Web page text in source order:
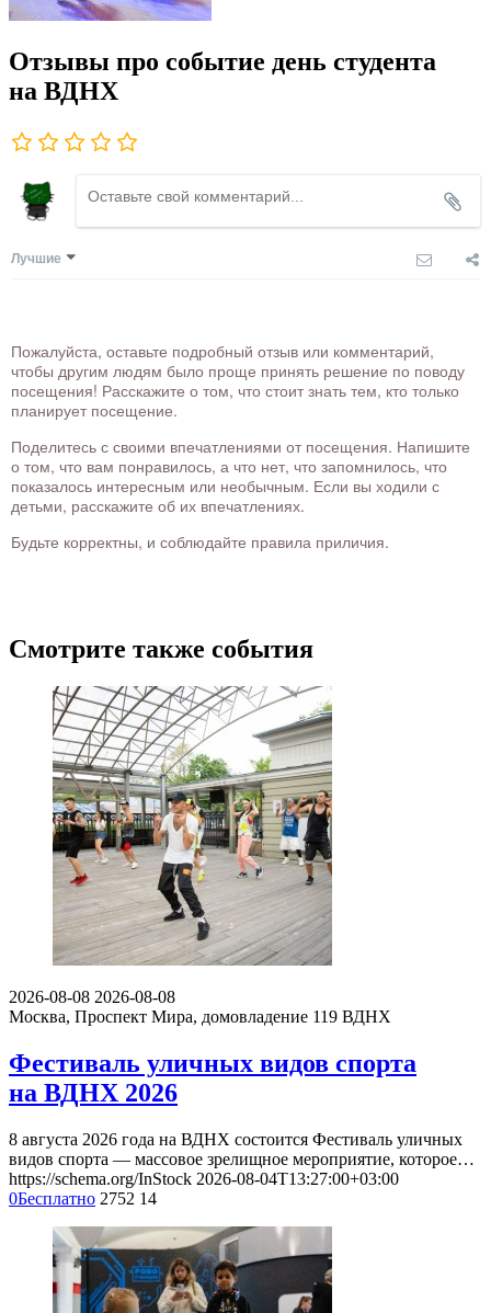
Отзывы про событие день студента
на ВДНХ
Лучшие
Пожалуйста, оставьте подробный отзыв или комментарий,
чтобы другим людям было проще принять решение по поводу
посещения! Расскажите о том, что стоит знать тем, кто только
планирует посещение.
Поделитесь с своими впечатлениями от посещения. Напишите
о том, что вам понравилось, а что нет, что запомнилось, что
показалось интересным или необычным. Если вы ходили с
детьми, расскажите об их впечатлениях.
Будьте корректны, и соблюдайте правила приличия.
Смотрите также события
2026-08-08 2026-08-08
Москва, Проспект Мира, домовладение 119 ВДНХ
Фестиваль уличных видов спорта
на ВДНХ 2026
8 августа 2026 года на ВДНХ состоится Фестиваль уличных
видов спорта — массовое зрелищное мероприятие, которое…
https://schema.org/InStock 2026-08-04T13:27:00+03:00
0Бесплатно 2752 14